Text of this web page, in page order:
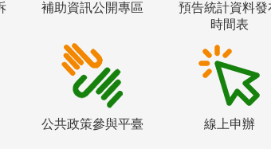
補助資訊公開專區
預告統計資料發
時間表
公共政策參與平臺 線上申辦